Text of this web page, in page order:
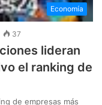
Economía
37
lideran
el ranking de
de empresas más